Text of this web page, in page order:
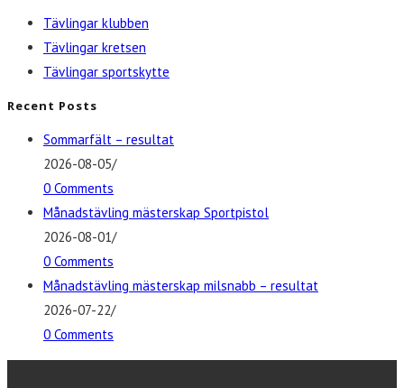
Tävlingar klubben
Tävlingar kretsen
Tävlingar sportskytte
Recent Posts
Sommarfält – resultat
2026-08-05/
0 Comments
Månadstävling mästerskap Sportpistol
2026-08-01/
0 Comments
Månadstävling mästerskap milsnabb – resultat
2026-07-22/
0 Comments